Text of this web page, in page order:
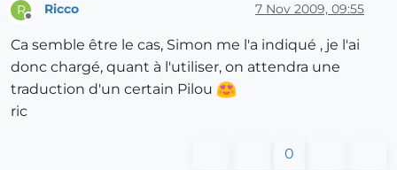
R Ricco 7 Nov 2009, 09:55
Ca semble être le cas, Simon me l'a indiqué , je l'ai
donc chargé, quant à l'utiliser, on attendra une
traduction d'un certain Pilou
ric
0